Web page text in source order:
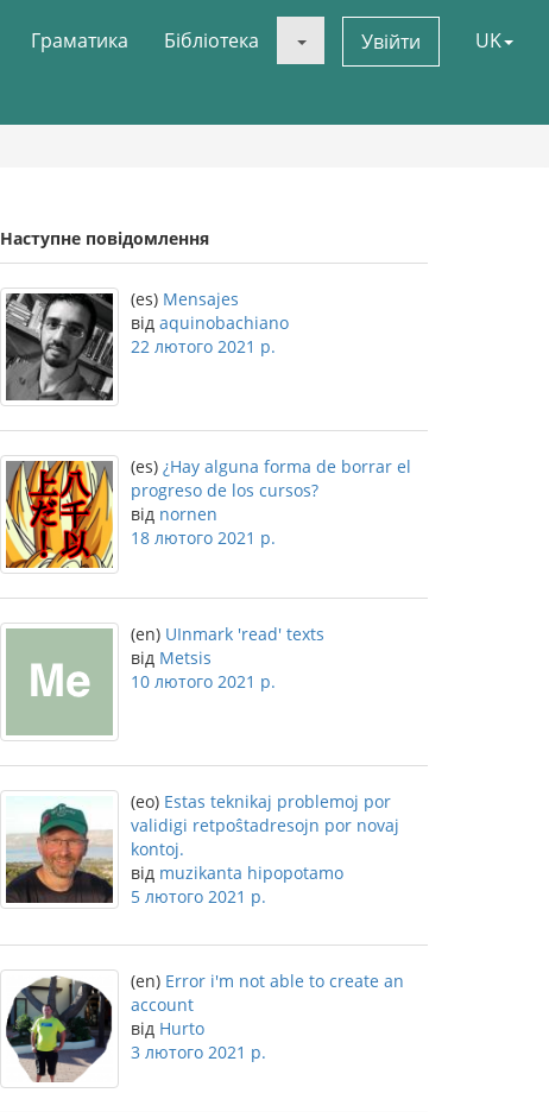
Граматика Бібліотека Увійти UK
Наступне повідомлення
(es) Mensajes
від aquinobachiano
22 лютого 2021 р.
(es) ¿Hay alguna forma de borrar el
progreso de los cursos?
від nornen
18 лютого 2021 р.
(en) UInmark 'read' texts
від Metsis
10 лютого 2021 р.
(eo) Estas teknikaj problemoj por
validigi retpoŝtadresojn por novaj
kontoj.
від muzikanta hipopotamo
5 лютого 2021 р.
(en) Error i'm not able to create an
account
від Hurto
3 лютого 2021 р.